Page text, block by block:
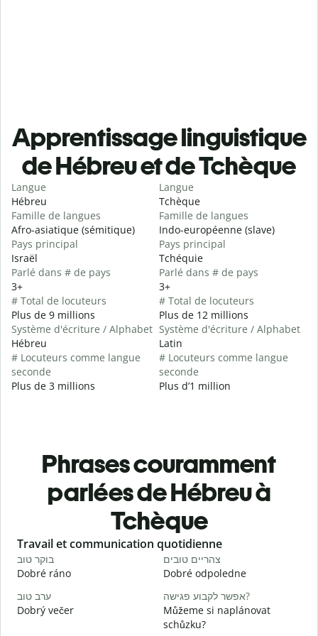
Apprentissage linguistique
de Hébreu et de Tchèque
Langue
Hébreu
Famille de langues
Afro-asiatique (sémitique)
Pays principal
Israël
Parlé dans # de pays
3+
# Total de locuteurs
Plus de 9 millions
Système d'écriture / Alphabet
Hébreu
# Locuteurs comme langue
seconde
Plus de 3 millions
Langue
Tchèque
Famille de langues
Indo-européenne (slave)
Pays principal
Tchéquie
Parlé dans # de pays
3+
# Total de locuteurs
Plus de 12 millions
Système d'écriture / Alphabet
Latin
# Locuteurs comme langue
seconde
Plus d’1 million
Phrases couramment
parlées de Hébreu à
Tchèque
Slide 1 of 6
Travail et communication quotidienne
בוקר טוב
Dobré ráno
צהריים טובים
Dobré odpoledne
ערב טוב
Dobrý večer
אפשר לקבוע פגישה?
Můžeme si naplánovat
schůzku?